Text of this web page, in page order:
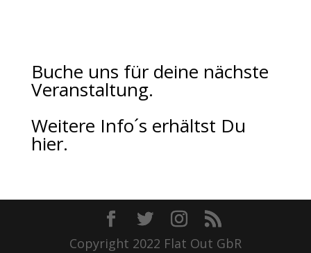
Buche uns für deine nächste
Veranstaltung.
Weitere Info´s erhältst Du
hier.
Copyright 2022 Flat Out GbR